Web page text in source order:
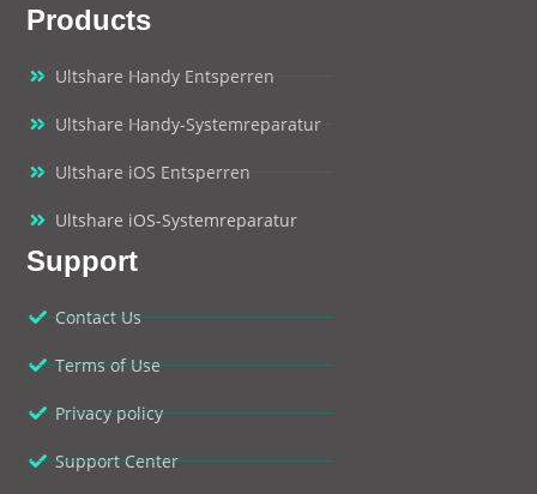
Products
Ultshare Handy Entsperren
Ultshare Handy-Systemreparatur
Ultshare iOS Entsperren
Ultshare iOS-Systemreparatur
Support
Contact Us
Terms of Use
Privacy policy
Support Center